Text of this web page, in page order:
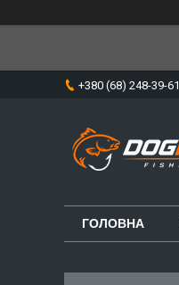
+380 (68) 248-39-61
ГОЛОВНА